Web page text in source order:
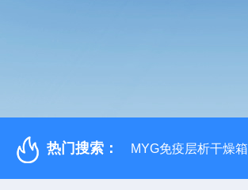
热门搜索： MYG免疫层析干燥箱